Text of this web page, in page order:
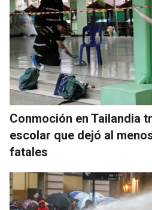
Conmoción en Tailandia
escolar que dejó al
fatales